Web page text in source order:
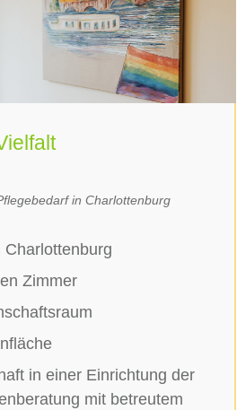
in Charlottenburg
Zimmer
in einer Einrichtung der
mit betreutem